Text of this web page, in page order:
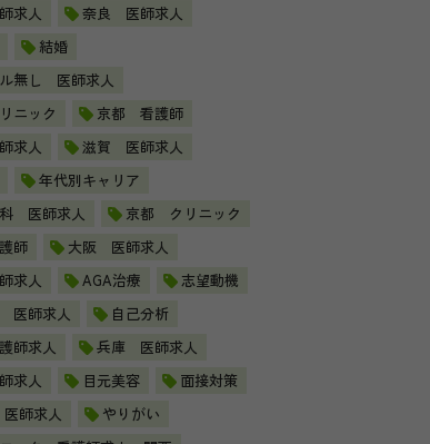
求人
奈良 医師求人
結婚
無し 医師求人
ニック
京都 看護師
求人
滋賀 医師求人
年代別キャリア
医師求人
京都 クリニック
師
大阪 医師求人
求人
AGA治療
志望動機
医師求人
自己分析
師求人
兵庫 医師求人
求人
目元美容
面接対策
師求人
やりがい